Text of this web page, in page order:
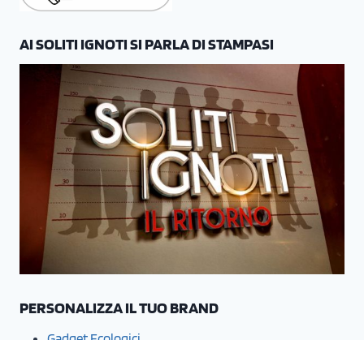
AI SOLITI IGNOTI SI PARLA DI STAMPASI
PERSONALIZZA IL TUO BRAND